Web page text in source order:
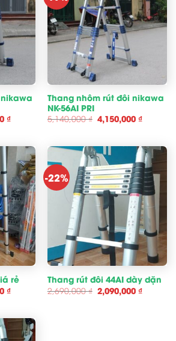
₫Giá
3,950,000 ₫.
Thang nhôm rút đôi nikawa
NK-56AI PRI
5,140,000₫ Giá
gốc
4,150,000 ₫Giá
rẻ
₫Giá
hiện
1,820,000 ₫.
-22%
Thang rút đôi 44AI dày dặn
2,690,000₫ Giá
gốc
2,090,000 ₫Giá
hiện